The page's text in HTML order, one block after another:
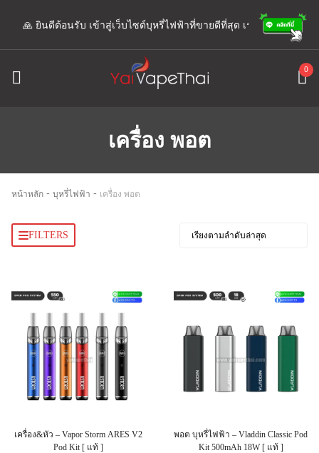
🙏 ยินดีต้อนรับ เข้าสู่เว็บไซต์บุหรี่ไฟฟ้าที่ขายดีที่สุด เรามีแอดมินพร้อมให้
0
เครื่อง พอต
หน้าหลัก - บุหรี่ไฟฟ้า - เครื่อง พอต
FILTERS
เครื่อง&หัว – Vapor Storm ARES V2
Pod Kit [ แท้ ]
พอต บุหรี่ไฟฟ้า – Vladdin Classic Pod
Kit 500mAh 18W [ แท้ ]